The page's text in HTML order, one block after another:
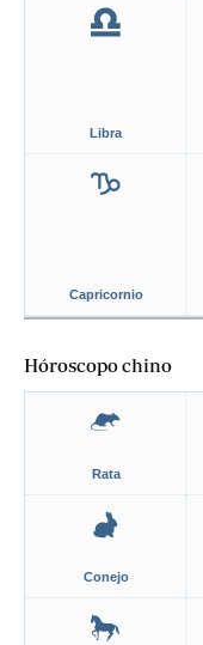
Libra
Capricornio
Hóroscopo chino
Rata
Conejo